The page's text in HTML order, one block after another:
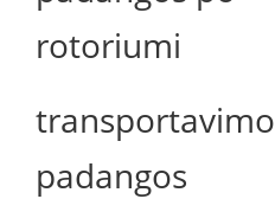
rotoriumi
transportavimo
padangos